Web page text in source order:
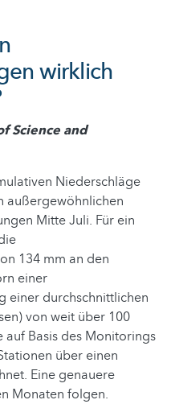
wirklich
Science and
Niederschläge
außergewöhnlichen
Mitte Juli. Für ein
134 mm an den
einer
einer durchschnittlichen
von weit über 100
auf Basis des Monitorings
über einen
Eine genauere
Monaten folgen.